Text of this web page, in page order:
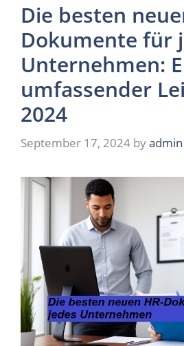
Die besten
Dokumente für
Unternehmen:
umfassender
2024
September 17, 2024 byadmin